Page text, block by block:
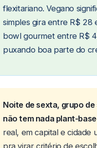
flexitariano. Vegano
simples gira entre R$ 28
bowl gourmet entre R$
puxando boa parte do
Noite de sexta, grupo
não tem nada plant-
real, em capital e cidade
pra virar critério de